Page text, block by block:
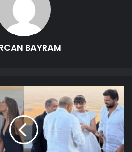
BAYRAM